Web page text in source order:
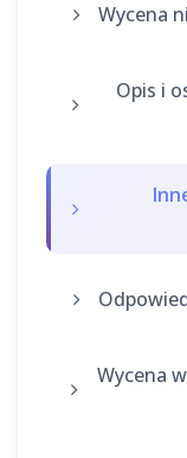
Wycena
Opis i
Wycena